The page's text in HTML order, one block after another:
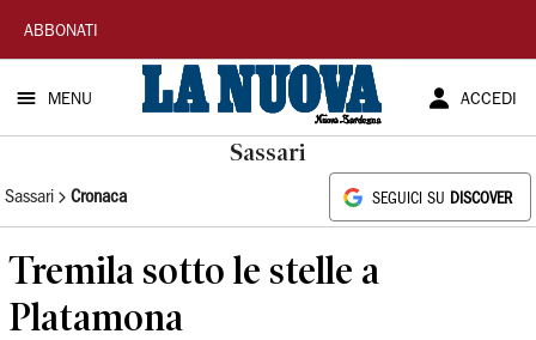
La
Nuova
Sardegna
ABBONATI
MENU ACCEDI
Sassari
Sassari Cronaca SEGUICI SU DISCOVER
Tremila sotto le stelle a
Platamona